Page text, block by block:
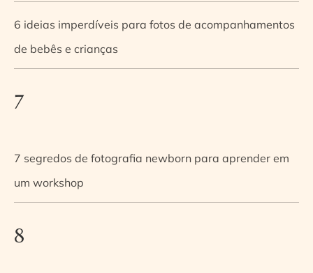
6 ideias imperdíveis para fotos de acompanhamentos
de bebês e crianças
7
7 segredos de fotografia newborn para aprender em
um workshop
8